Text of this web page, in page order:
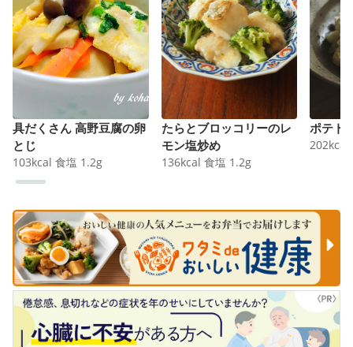
具だくさん 高野豆腐の卵
とじ
103kcal 食塩 1.2g
たらとブロッコリーのレ
モン塩炒め
136kcal 食塩 1.2g
ポテト
202kcal